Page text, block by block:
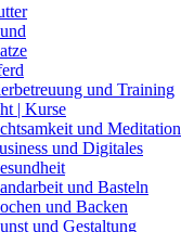
und Training
| Kurse
und Meditation
und Digitales
und Basteln
und Backen
und Gestaltung